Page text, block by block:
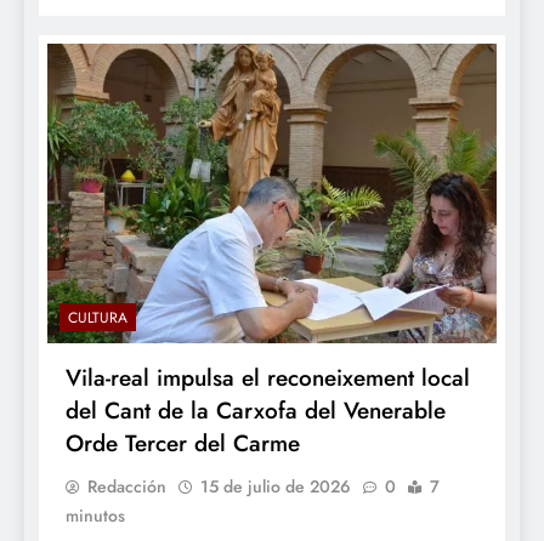
CULTURA
Vila-real impulsa el reconeixement local
del Cant de la Carxofa del Venerable
Orde Tercer del Carme
Redacción 15 de julio de 2026 0
7
minutos